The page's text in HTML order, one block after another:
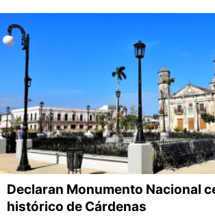
Declaran Monumento Nacional
histórico de Cárdenas